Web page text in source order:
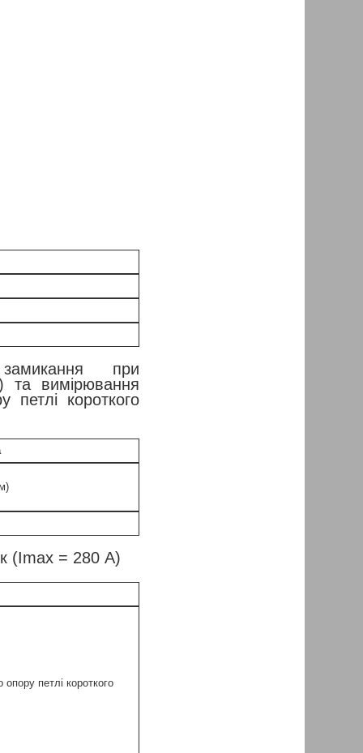
при
та вимірювання
петлі короткого
(Imax = 280 А)
петлі короткого